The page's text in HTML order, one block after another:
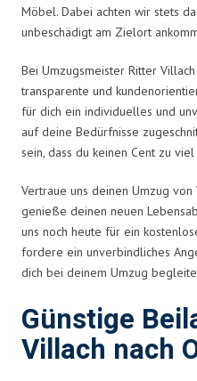
Möbel. Dabei achten wir stets
unbeschädigt am Zielort
Bei Umzugsmeister Ritter
transparente und
für dich ein individuelles und
auf deine Bedürfnisse
sein, dass du keinen Cent zu viel
Vertraue uns deinen Umzug von
genieße deinen neuen
uns noch heute für ein
fordere ein unverbindliches
dich bei deinem Umzug
Günstige
Villach nach